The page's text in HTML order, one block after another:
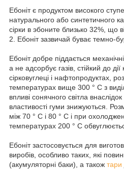
Ебоніт є продуктом високого
натурального або синтетичного
сірки в эбоните близько 32%, що
2. Ебоніт зазвичай буває темно-
Ебоніт добре піддається
а не адсорбує газів, стійкий до
сірковуглеці і нафтопродуктах,
температурах вище 300 ° С з
впливі сонячного світла
властивості гуми знижуються.
між 70 ° С і 80 ° С і при
температурах 200 ° С
Ебоніт застосовується для
виробів, особливо таких, які
(акумуляторні баки), а також тари